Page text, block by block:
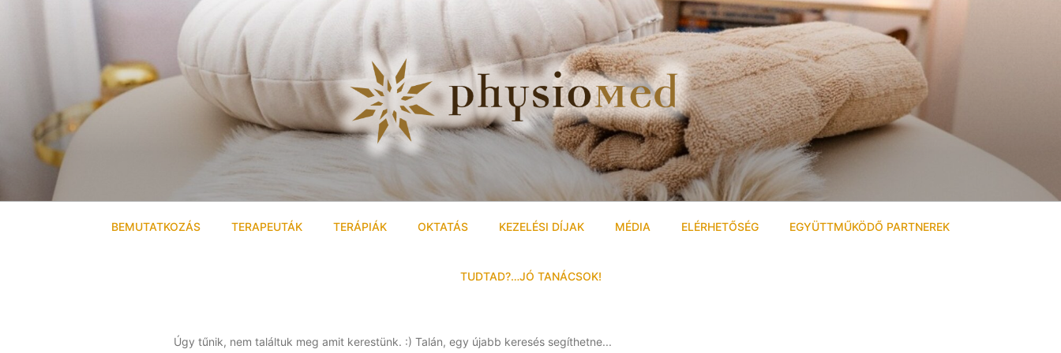
BEMUTATKOZÁS TERAPEUTÁK TERÁPIÁK OKTATÁS KEZELÉSI DÍJAK MÉDIA ELÉRHETŐSÉG EGYÜTTMŰKÖDŐ PARTNEREK
TUDTAD?…JÓ TANÁCSOK!
Úgy tűnik, nem találtuk meg amit kerestünk. :) Talán, egy újabb keresés segíthetne...